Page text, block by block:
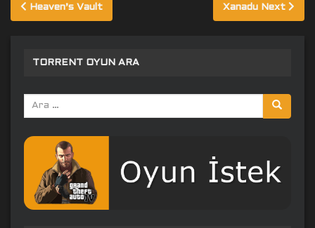
gezinmesi
Heaven’s Vault Xanadu Next
TORRENT OYUN ARA
Arama
yap: